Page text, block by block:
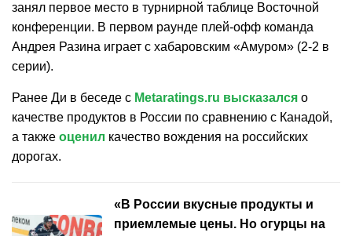
занял первое место в турнирной таблице Восточной
конференции. В первом раунде плей-офф команда
Андрея Разина играет с хабаровским «Амуром» (2-2 в
серии).
Ранее Ди в беседе с Metaratings.ru высказался о
качестве продуктов в России по сравнению с Канадой,
а также оценил качество вождения на российских
дорогах.
«В России вкусные продукты и
приемлемые цены. Но огурцы на